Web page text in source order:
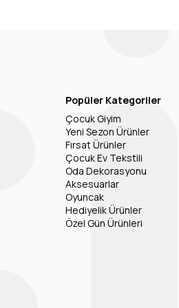
Popüler Kategoriler
Çocuk Giyim
Yeni Sezon Ürünler
Fırsat Ürünler
Çocuk Ev Tekstili
Oda Dekorasyonu
Aksesuarlar
Oyuncak
Hediyelik Ürünler
Özel Gün Ürünleri